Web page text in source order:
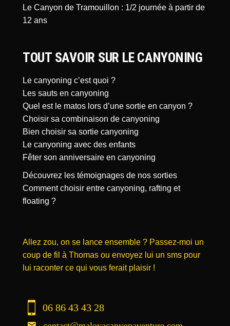
Le Canyon de Tramouillon : 1/2 journée à partir de
12 ans
TOUT SAVOIR SUR LE CANYONING
Le canyoning c’est quoi ?
Les sauts en canyoning
Quel est le matos lors d’une sortie en canyon ?
Choisir sa combinaison de canyoning
Bien choisir sa sortie canyoning
Le canyoning avec des enfants
Fêter son anniversaire en canyoning
Découvrez les témoignages de nos sorties
Comment choisir entre canyoning, rafting et
floating ?
Allez zou, on se lance ensemble ? Passez-moi un
coup de fil à Thomas ou envoyez lui un sms pour
lui raconter ce qui vous ferait plaisir !
06 86 43 43 28